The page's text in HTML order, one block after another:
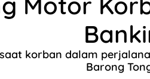
korban dalam
Barong